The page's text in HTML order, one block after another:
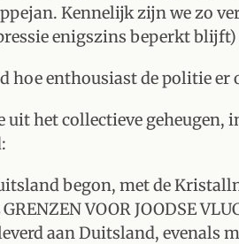
Kennelijk zijn we zo
enigszins beperkt
hoe enthousiast de politie er
uit het collectieve geheugen,
begon, met de
VOOR JOODSE
aan Duitsland, evenals